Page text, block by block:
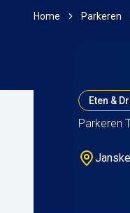
Home Parkeren
Eten &
Parkeren